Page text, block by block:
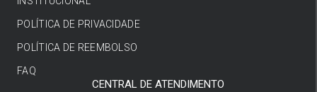
POLÍTICA DE PRIVACIDADE
POLÍTICA DE REEMBOLSO
FAQ
CENTRAL DE ATENDIMENTO